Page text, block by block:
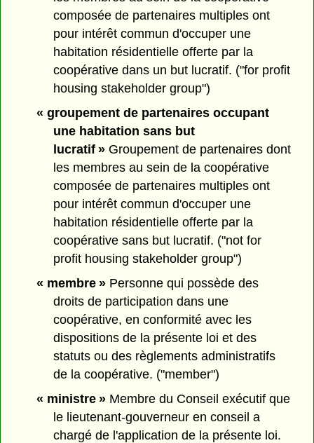
composée de partenaires multiples ont
pour intérêt commun d'occuper une
habitation résidentielle offerte par la
coopérative dans un but lucratif. ("for profit
housing stakeholder group")
« groupement de partenaires occupant
une habitation sans but
lucratif » Groupement de partenaires dont
les membres au sein de la coopérative
composée de partenaires multiples ont
pour intérêt commun d'occuper une
habitation résidentielle offerte par la
coopérative sans but lucratif. ("not for
profit housing stakeholder group")
« membre »Personne qui possède des
droits de participation dans une
coopérative, en conformité avec les
dispositions de la présente loi et des
statuts ou des règlements administratifs
de la coopérative. ("member")
« ministre »Membre du Conseil exécutif que
le lieutenant-gouverneur en conseil a
chargé de l'application de la présente loi.